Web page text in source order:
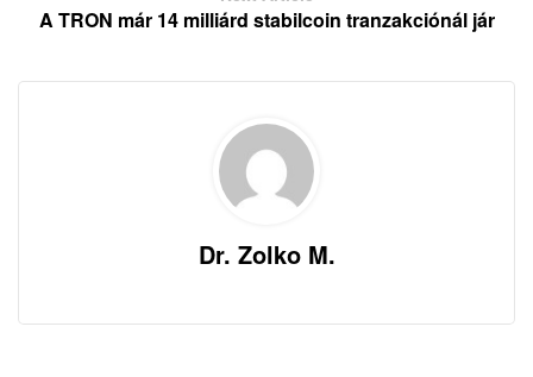
A TRON már 14 milliárd stabilcoin tranzakciónál jár
Dr. Zolko M.